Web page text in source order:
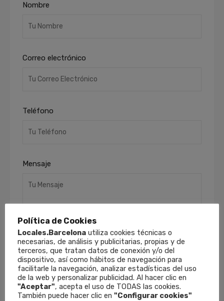
Nombre
Correo electrónico
Teléfono
Mensaje
He leído y acepto laPolítica de Privacidad
Finalidades: Responder a sus solicitudes y
remitirle información comercial de nuestros
productos y servicios, incluso por medios
electrónicos.Derechos
: Puede retirar su
Política de Cookies
Locales.Barcelona utiliza cookies técnicas o
necesarias, de análisis y publicitarias, propias y de
terceros, que tratan datos de conexión y/o del
dispositivo, así como hábitos de navegación para
facilitarle la navegación, analizar estadísticas del uso
de la web y personalizar publicidad. Al hacer clic en
"Aceptar", acepta el uso de TODAS las cookies.
También puede hacer clic en "Configurar cookies"